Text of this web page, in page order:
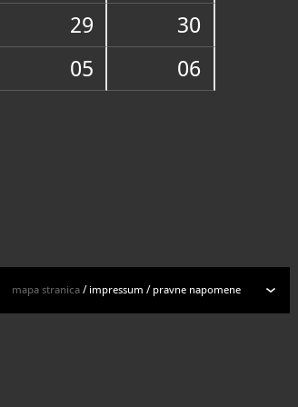
29
30
05 06
mapa stranica / impressum / pravne napomene